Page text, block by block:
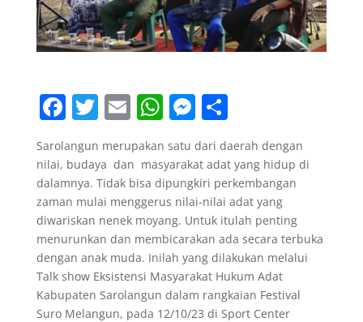
F
c
e
b
o
o
k
T
itt
er
E
m
ai
l
W
at
s
A
p
p
M
e
ss
e
n
g
er
S
ar
e
Sarolangun merupakan satu dari daerah dengan
nilai, budaya dan masyarakat adat yang hidup di
dalamnya. Tidak bisa dipungkiri perkembangan
zaman mulai menggerus nilai-nilai adat yang
diwariskan nenek moyang. Untuk itulah penting
menurunkan dan membicarakan ada secara terbuka
dengan anak muda. Inilah yang dilakukan melalui
Talk show Eksistensi Masyarakat Hukum Adat
Kabupaten Sarolangun dalam rangkaian Festival
Suro Melangun, pada 12/10/23 di Sport Center